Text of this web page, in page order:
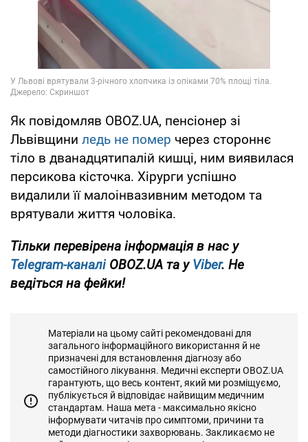
Як повідомляв OBOZ.UA, пенсіонер зі
Львівщини ледь не помер через стороннє
тіло в дванадцятипалій кишці, ним виявилася
персикова кісточка. Хірурги успішно
видалили її малоінвазивним методом та
врятували життя чоловіка.
Тільки перевірена інформація в нас у
Telegram-каналіOBOZ.UA та уViber. Не
ведіться на фейки!
Матеріали на цьому сайті рекомендовані для
загального інформаційного використання й не
призначені для встановлення діагнозу або
самостійного лікування. Медичні експерти OBOZ.UA
гарантують, що весь контент, який ми розміщуємо,
публікується й відповідає найвищим медичним
стандартам. Наша мета - максимально якісно
інформувати читачів про симптоми, причини та
методи діагностики захворювань. Закликаємо не